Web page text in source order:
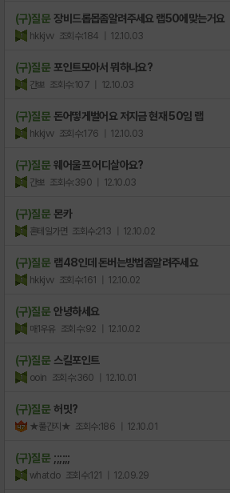
(구)질문 장비드롭몹좀알려주세요 랩50에맞는거요
hkkjvv 조회수:184 | 12.10.03
(구)질문 포인트모아서 뭐하나요?
간뽀 조회수:107 | 12.10.03
(구)질문 돈어떻게벌어요 저지금 현재 50임 랩
hkkjvv 조회수:176 | 12.10.03
(구)질문 웨어울프 어디살아요?
간뽀 조회수:390 | 12.10.03
(구)질문 몬카
혼테일가면 조회수:213 | 12.10.02
(구)질문 랩48인데 돈버는방법좀알려주세요
hkkjvv 조회수:161 | 12.10.02
(구)질문 안녕하세요
매1우유 조회수:92 | 12.10.02
(구)질문 스킬포인트
ooin 조회수:360 | 12.10.01
(구)질문 허밋?
★풀간지★ 조회수:186 | 12.10.01
(구)질문 ;;;;;;
whatdo 조회수:121 | 12.09.29